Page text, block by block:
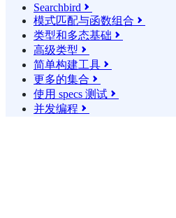
Searchbird 
模式匹配与函数组合 
类型和多态基础 
高级类型 
简单构建工具 
更多的集合 
使用 specs 测试 
并发编程 